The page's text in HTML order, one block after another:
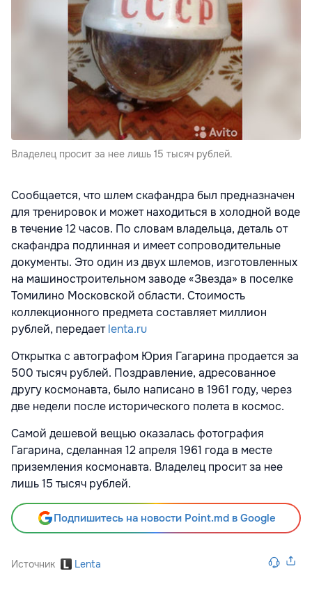
Владелец просит за нее лишь 15 тысяч рублей.
Сообщается, что шлем скафандра был предназначен
для тренировок и может находиться в холодной воде
в течение 12 часов. По словам владельца, деталь от
скафандра подлинная и имеет сопроводительные
документы. Это один из двух шлемов, изготовленных
на машиностроительном заводе «Звезда» в поселке
Томилино Московской области. Стоимость
коллекционного предмета составляет миллион
рублей, передаетlenta.ru
Открытка с автографом Юрия Гагарина продается за
500 тысяч рублей. Поздравление, адресованное
другу космонавта, было написано в 1961 году, через
две недели после исторического полета в космос.
Самой дешевой вещью оказалась фотография
Гагарина, сделанная 12 апреля 1961 года в месте
приземления космонавта. Владелец просит за нее
лишь 15 тысяч рублей.
Подпишитесь на новости Point.md в Google
Источник Lenta